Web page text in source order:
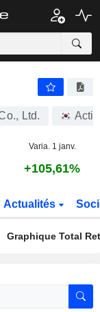
Ltd.
Varia. 1 janv.
+105,61%
Actualités
Graphique Total